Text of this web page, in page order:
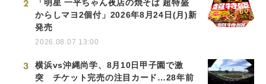
2
「明星 一平ちゃん夜店の焼そば 超特盛
からしマヨ2個付」2026年8月24日(月)新
発売
2026.08.07 13:00
3
横浜vs沖縄尚学、8月10日甲子園で激
突 チケット完売の注目カード…28年前